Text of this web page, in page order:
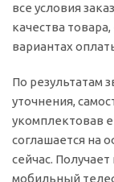
все условия
качества
вариантах
По результатам
уточнения,
укомплектовав
соглашается на
сейчас.
мобильный